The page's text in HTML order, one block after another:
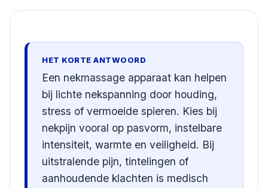
HET KORTE ANTWOORD
Een nekmassage apparaat kan helpen
bij lichte nekspanning door houding,
stress of vermoeide spieren. Kies bij
nekpijn vooral op pasvorm, instelbare
intensiteit, warmte en veiligheid. Bij
uitstralende pijn, tintelingen of
aanhoudende klachten is medisch